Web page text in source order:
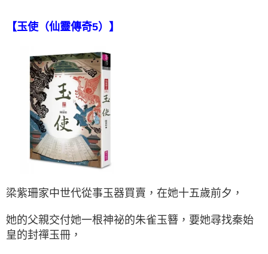
【玉使（仙靈傳奇5）】
梁紫珊家中世代從事玉器買賣，在她十五歲前夕，
她的父親交付她一根神祕的朱雀玉簪，要她尋找秦始
皇的封禪玉冊，